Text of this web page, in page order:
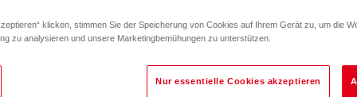
TransTherm fit (H0/N10 - H0/N40)
klicken, stimmen Sie der Speicherung von Cookies auf Ihrem Gerät zu, um die
zu analysieren und unsere Marketingbemühungen zu unterstützen.
Nur essentielle Cookies akzeptieren